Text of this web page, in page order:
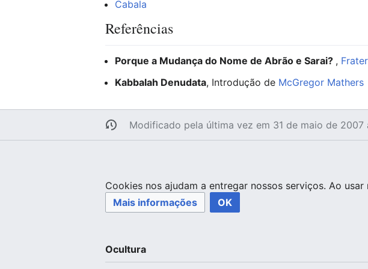
Cabala
Referências
Porque a Mudança do Nome de Abrão e Sarai? ,
Kabbalah Denudata, Introdução de McGregor Mathers
Modificado pela última vez em 31 de maio de 2007
Cookies nos ajudam a entregar nossos serviços. Ao
Mais informações
OK
Ocultura